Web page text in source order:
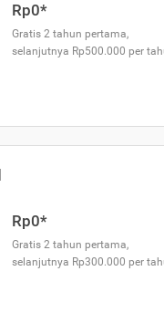
Rp0*
Gratis 2 tahun pertama,
selanjutnya Rp500.000 per
Rp0*
Gratis 2 tahun pertama,
selanjutnya Rp300.000 per